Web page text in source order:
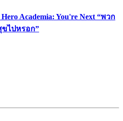
Academia: You're Next “พวก
ขไปหรอก”